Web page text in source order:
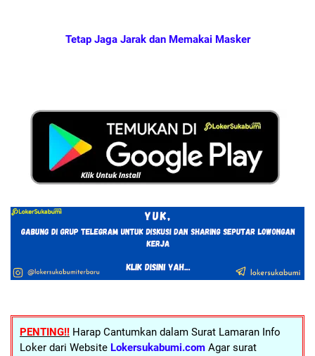
Tetap Jaga Jarak dan Memakai Masker
PENTING!! Harap Cantumkan dalam Surat Lamaran Info
Loker dari Website Lokersukabumi.com Agar surat